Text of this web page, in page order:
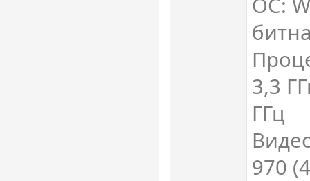
ОС:
3,3
ГГц
970